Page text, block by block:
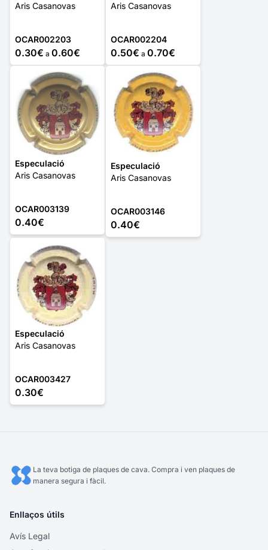
Aris Casanovas
OCAR002203
0.30€ a 0.60€
Aris Casanovas
OCAR002204
0.50€ a 0.70€
Especulació
Aris Casanovas
OCAR003139
0.40€
Especulació
Aris Casanovas
OCAR003146
0.40€
Especulació
Aris Casanovas
OCAR003427
0.30€
La teva botiga de plaques de cava. Compra i ven plaques de
manera segura i fàcil.
Enllaços útils
Avís Legal